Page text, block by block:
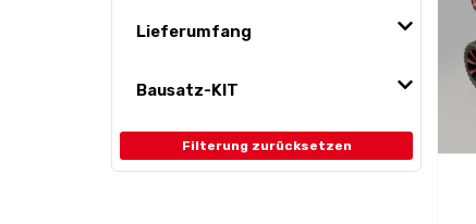
Lieferumfang
Bausatz-KIT
Filterung zurücksetzen